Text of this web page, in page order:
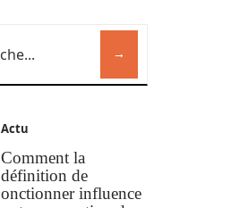
Actu
Comment la
définition de
onctionner influence